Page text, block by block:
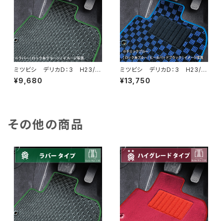
ミツビシ デリカＤ：3 H23/1
0〜H31/4 BM20 5人乗
フロアマット一式 カーマット
¥9,680
ミツビシ デリカＤ：3 H23/1
0〜H31/4 BM20 5人乗
フロアマット一式 カーマット
¥13,750
その他の商品